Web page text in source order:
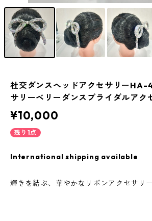
社交ダンスヘッドアクセサリーHA-
サリーベリーダンスブライダルアク
¥10,000
残り1点
International shipping available
輝きを結ぶ、華やかなリボンアクセサリー